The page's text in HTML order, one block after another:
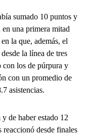
sumado 10 puntos y
una primera mitad
la que, además, el
la línea de tres
con los de púrpura y
con un promedio de
asistencias.
de haber estado 12
reaccionó desde finales